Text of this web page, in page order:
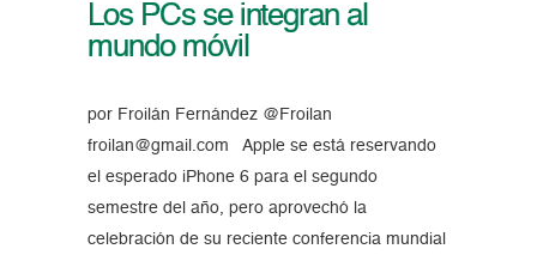
Los PCs se integran al
mundo móvil
por Froilán Fernández @Froilan
froilan@gmail.com Apple se está reservando
el esperado iPhone 6 para el segundo
semestre del año, pero aprovechó la
celebración de su reciente conferencia mundial